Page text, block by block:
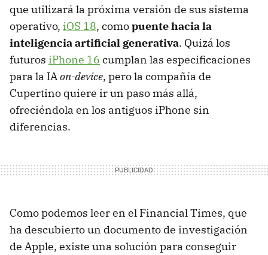
que utilizará la próxima versión de sus sistema
operativo, iOS 18, comopuente hacia la
inteligencia artificial generativa. Quizá los
futuros iPhone 16 cumplan las especificaciones
para la IAon-device, pero la compañía de
Cupertino quiere ir un paso más allá,
ofreciéndola en los antiguos iPhone sin
diferencias.
Como podemos leer en el Financial Times, que
ha descubierto un documento de investigación
de Apple, existe una solución para conseguir